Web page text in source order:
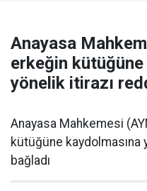
Anayasa
erkeğin kütüğüne
yönelik itirazı
Anayasa Mahkemesi
kütüğüne kaydolmasına
bağladı